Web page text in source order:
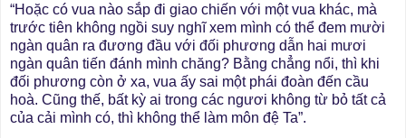
“Hoặc có vua nào sắp đi giao chiến với một vua khác, mà
trước tiên không ngồi suy nghĩ xem mình có thể đem mười
ngàn quân ra đương đầu với đối phương dẫn hai mươi
ngàn quân tiến đánh mình chăng? Bằng chẳng nổi, thì khi
đối phương còn ở xa, vua ấy sai một phái đoàn đến cầu
hoà. Cũng thế, bất kỳ ai trong các ngươi không từ bỏ tất cả
của cải mình có, thì không thể làm môn đệ Ta”.